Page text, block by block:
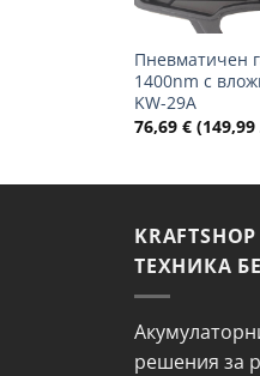
+
Пневматичен
1400nm с
KW-29A
76,69 €
ТЕХНИКА
решения за